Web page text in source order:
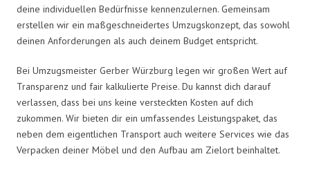
deine individuellen Bedürfnisse kennenzulernen. Gemeinsam
erstellen wir ein maßgeschneidertes Umzugskonzept, das sowohl
deinen Anforderungen als auch deinem Budget entspricht.
Bei Umzugsmeister Gerber Würzburg legen wir großen Wert auf
Transparenz und fair kalkulierte Preise. Du kannst dich darauf
verlassen, dass bei uns keine versteckten Kosten auf dich
zukommen. Wir bieten dir ein umfassendes Leistungspaket, das
neben dem eigentlichen Transport auch weitere Services wie das
Verpacken deiner Möbel und den Aufbau am Zielort beinhaltet.